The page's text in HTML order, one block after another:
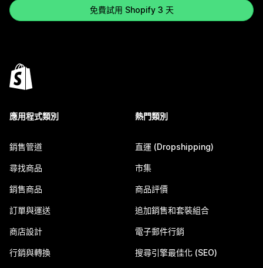
免費試用 Shopify 3 天
應用程式類別
銷售管道
尋找商品
銷售商品
訂單與運送
商店設計
行銷與轉換
熱門類別
直運 (Dropshipping)
市集
商品評價
追加銷售和套裝組合
電子郵件行銷
搜尋引擎最佳化 (SEO)